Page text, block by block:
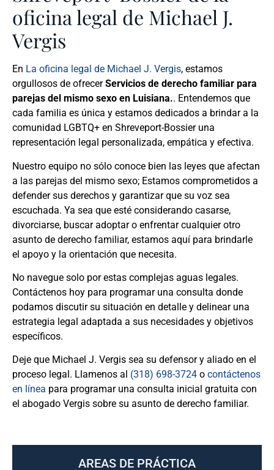
AREAS DE PRÁCTICA
oficina legal de Michael J.
Vergis
En La oficina legal de Michael J. Vergis, estamos
orgullosos de ofrecerServicios de derecho familiar para
parejas del mismo sexo en Luisiana.. Entendemos que
cada familia es única y estamos dedicados a brindar a la
comunidad LGBTQ+ en Shreveport-Bossier una
representación legal personalizada, empática y efectiva.
Nuestro equipo no sólo conoce bien las leyes que afectan
a las parejas del mismo sexo; Estamos comprometidos a
defender sus derechos y garantizar que su voz sea
escuchada. Ya sea que esté considerando casarse,
divorciarse, buscar adoptar o enfrentar cualquier otro
asunto de derecho familiar, estamos aquí para brindarle
el apoyo y la orientación que necesita.
No navegue solo por estas complejas aguas legales.
Contáctenos hoy para programar una consulta donde
podamos discutir su situación en detalle y delinear una
estrategia legal adaptada a sus necesidades y objetivos
específicos.
Deje que Michael J. Vergis sea su defensor y aliado en el
proceso legal. Llamenos al (318) 698-3724 o contáctenos
en línea para programar una consulta inicial gratuita con
el abogado Vergis sobre su asunto de derecho familiar.